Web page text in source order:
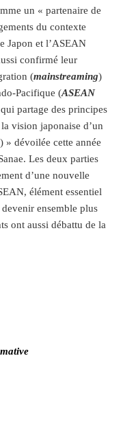
un « partenaire de
du contexte
Japon et l’ASEAN
confirmé leur
(mainstreaming)
Pacifique (ASEAN
partage des principes
vision japonaise d’un
dévoilée cette année
Les deux parties
d’une nouvelle
élément essentiel
ensemble plus
ont aussi débattu de la